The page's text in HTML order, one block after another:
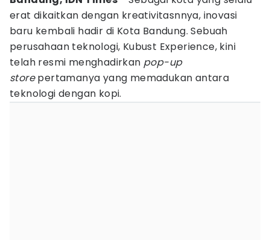
erat dikaitkan dengan kreativitasnnya, inovasi
baru kembali hadir di Kota Bandung. Sebuah
perusahaan teknologi, Kubust Experience, kini
telah resmi menghadirkan pop-up
storepertamanya yang memadukan antara
teknologi dengan kopi.